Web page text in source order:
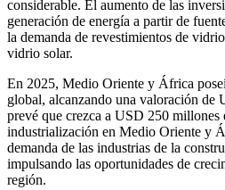
considerable. El aumento de las
generación de energía a partir de
la demanda de revestimientos de
vidrio solar.
En 2025, Medio Oriente y África
global, alcanzando una valoración de
prevé que crezca a USD 250 millones
industrialización en Medio Oriente y
demanda de las industrias de la
impulsando las oportunidades de
región.